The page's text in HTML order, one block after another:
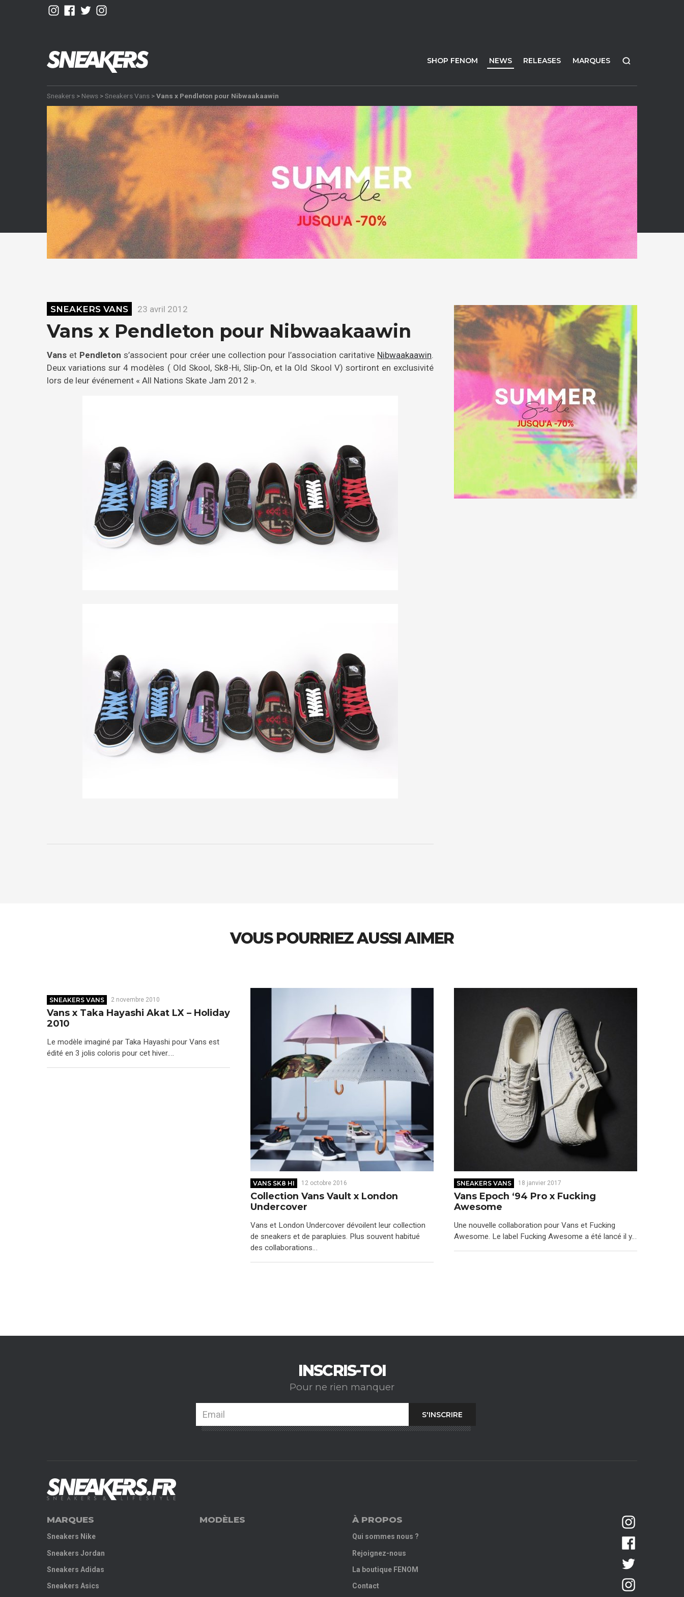
SHOP FENOM NEWS RELEASES MARQUES
Sneakers > News >Sneakers Vans >Vans x Pendleton pour Nibwaakaawin
SNEAKERS VANS 23 avril 2012
Vans x Pendleton pour Nibwaakaawin
Vans et Pendleton s’associent pour créer une collection pour l’association caritative Nibwaakaawin.
Deux variations sur 4 modèles ( Old Skool, Sk8-Hi, Slip-On, et la Old Skool V) sortiront en exclusivité
lors de leur événement « All Nations Skate Jam 2012 ».
VOUS POURRIEZ AUSSI AIMER
SNEAKERS VANS 2 novembre 2010
Vans x Taka Hayashi Akat LX – Holiday
2010
Le modèle imaginé par Taka Hayashi pour Vans est
édité en 3 jolis coloris pour cet hiver….
VANS SK8 HI 12 octobre 2016
Collection Vans Vault x London
Undercover
Vans et London Undercover dévoilent leur collection
de sneakers et de parapluies. Plus souvent habitué
des collaborations…
SNEAKERS VANS 18 janvier 2017
Vans Epoch ‘94 Pro x Fucking
Awesome
Une nouvelle collaboration pour Vans et Fucking
Awesome. Le label Fucking Awesome a été lancé il y…
INSCRIS-TOI
Pour ne rien manquer
MARQUES
Sneakers Nike
Sneakers Jordan
Sneakers Adidas
Sneakers Asics
MODÈLES À PROPOS
Qui sommes nous ?
Rejoignez-nous
La boutique FENOM
Contact